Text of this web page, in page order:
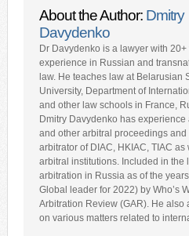
About the Author: Dmitry
Davydenko
Dr Davydenko is a lawyer with 20+
experience in Russian and
law. He teaches law at Belarusian
University, Department of
and other law schools in France,
Dmitry Davydenko has
and other arbitral proceedings
arbitrator of DIAC, HKIAC, TIAC
arbitral institutions. Included in the
arbitration in Russia as of the
Global leader for 2022) by Who’s
Arbitration Review (GAR). He also
on various matters related to